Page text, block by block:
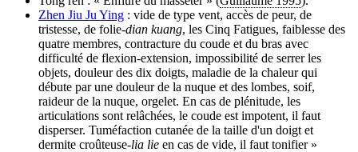
Zhen Jiu Ju Ying : vide de type vent, accès de peur, de
tristesse, de folie-dian kuang, les Cinq Fatigues, faiblesse des
quatre membres, contracture du coude et du bras avec
difficulté de flexion-extension, impossibilité de serrer les
objets, douleur des dix doigts, maladie de la chaleur qui
débute par une douleur de la nuque et des lombes, soif,
raideur de la nuque, orgelet. En cas de plénitude, les
articulations sont relâchées, le coude est impotent, il faut
disperser. Tuméfaction cutanée de la taille d'un doigt et
dermite croûteuse-lia lie en cas de vide, il faut tonifier »